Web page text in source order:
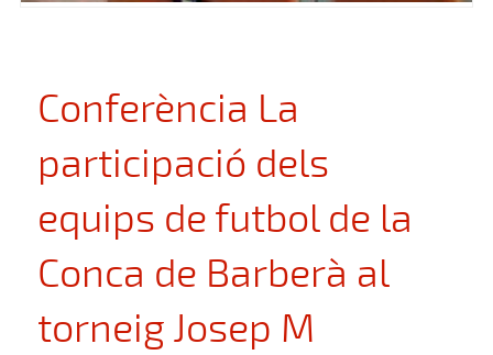
Conferència La
participació dels
equips de futbol de la
Conca de Barberà al
torneig Josep M